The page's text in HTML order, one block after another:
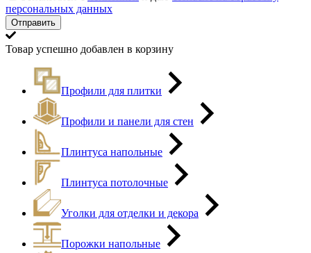
персональных данных
Товар успешно добавлен в корзину
Профили для плитки
Профили и панели для стен
Плинтуса напольные
Плинтуса потолочные
Уголки для отделки и декора
Порожки напольные